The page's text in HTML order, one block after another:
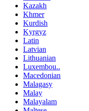
Kazakh
Khmer
Kurdish
Kyrgyz
Latin
Latvian
Lithuanian
Luxembou..
Macedonian
Malagasy
Malay
Malayalam